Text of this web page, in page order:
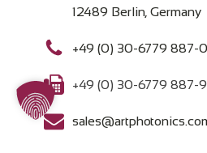
12489 Berlin, Germany
+49 (0) 30-6779 887-0
+49 (0) 30-6779 887-